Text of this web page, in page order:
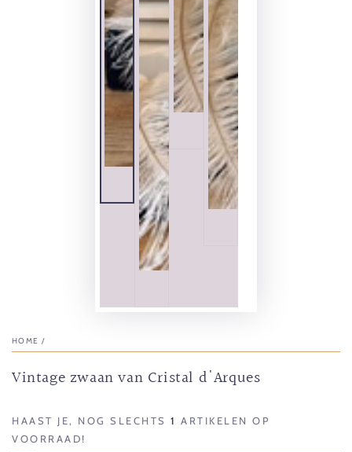
HOME /
Vintage zwaan van Cristal d'Arques
HAAST JE, NOG SLECHTS 1 ARTIKELEN OP
VOORRAAD!